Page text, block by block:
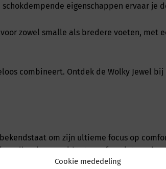
Cookie mededeling
eigenschappen ervaar je
zowel smalle als bredere voeten,
combineert. Ontdek de Wolky Jewel bij
om zijn ultieme focus op
Wolky uitgegroeid tot een favoriet merk